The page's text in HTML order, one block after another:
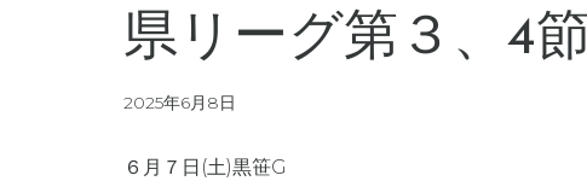
県リーグ第３、4節
2025年6月8日
６月７日(土)黒笹G